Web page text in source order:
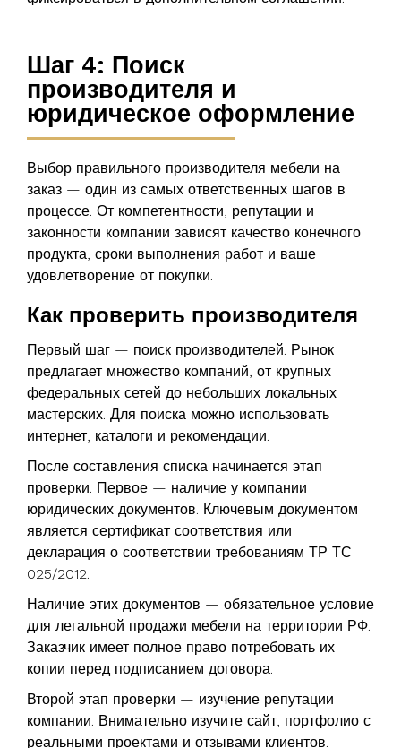
Шаг 4: Поиск
производителя и
юридическое оформление
Выбор правильного производителя мебели на
заказ — один из самых ответственных шагов в
процессе. От компетентности, репутации и
законности компании зависят качество конечного
продукта, сроки выполнения работ и ваше
удовлетворение от покупки.
Как проверить производителя
Первый шаг — поиск производителей. Рынок
предлагает множество компаний, от крупных
федеральных сетей до небольших локальных
мастерских. Для поиска можно использовать
интернет, каталоги и рекомендации.
После составления списка начинается этап
проверки. Первое — наличие у компании
юридических документов. Ключевым документом
является сертификат соответствия или
декларация о соответствии требованиям ТР ТС
025/2012.
Наличие этих документов — обязательное условие
для легальной продажи мебели на территории РФ.
Заказчик имеет полное право потребовать их
копии перед подписанием договора.
Второй этап проверки — изучение репутации
компании. Внимательно изучите сайт, портфолио с
реальными проектами и отзывами клиентов.